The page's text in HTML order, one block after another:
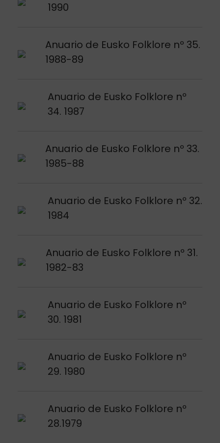
1990
Anuario de Eusko Folklore nº 35.
1988-89
Argitalpena ikusi
Anuario de Eusko Folklore nº
34. 1987
Argitalpena ikusi
Anuario de Eusko Folklore nº 33.
1985-88
Argitalpena ikusi
Anuario de Eusko Folklore nº 32.
1984
Argitalpena ikusi
Anuario de Eusko Folklore nº 31.
1982-83
Argitalpena ikusi
Anuario de Eusko Folklore nº
30. 1981
Argitalpena ikusi
Anuario de Eusko Folklore nº
29. 1980
Argitalpena ikusi
Anuario de Eusko Folklore nº
28.1979
Argitalpena ikusi